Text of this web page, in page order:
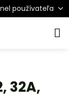
používateľa
32A,